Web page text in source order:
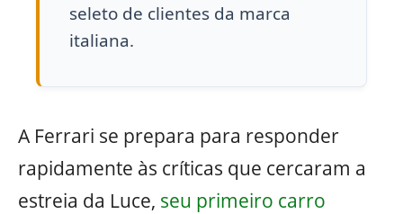
seleto de clientes da marca
italiana.
A Ferrari se prepara para responder
rapidamente às críticas que cercaram a
estreia da Luce, seu primeiro carro